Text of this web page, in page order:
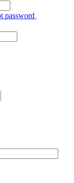
password